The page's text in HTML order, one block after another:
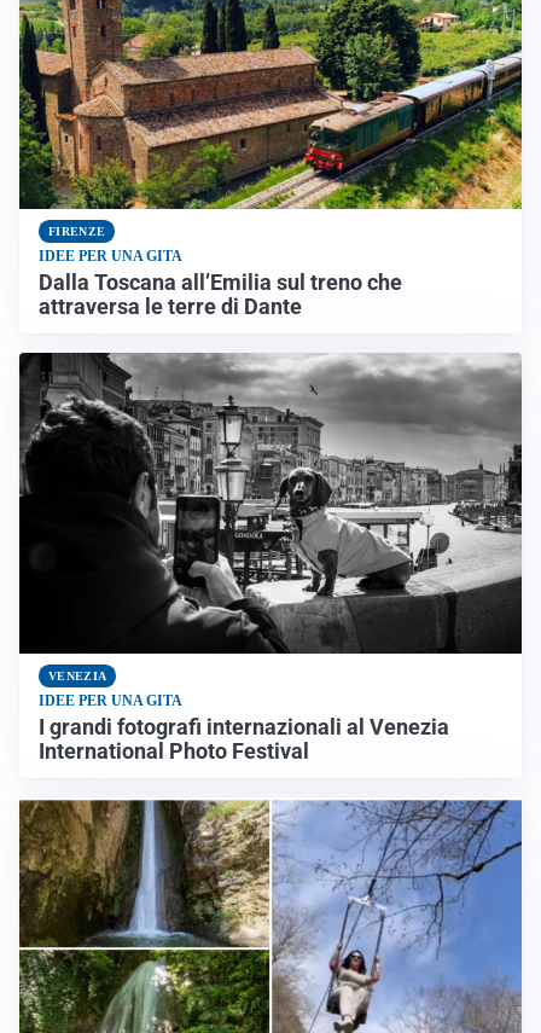
FIRENZE
IDEE PER UNA GITA
Dalla Toscana all’Emilia sul treno che
attraversa le terre di Dante
VENEZIA
IDEE PER UNA GITA
I grandi fotografi internazionali al Venezia
International Photo Festival